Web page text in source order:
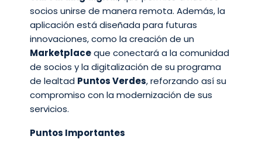
socios unirse de manera remota. Además, la
aplicación está diseñada para futuras
innovaciones, como la creación de un
Marketplaceque conectará a la comunidad
de socios y la digitalización de su programa
de lealtad Puntos Verdes, reforzando así su
compromiso con la modernización de sus
servicios.
Puntos Importantes